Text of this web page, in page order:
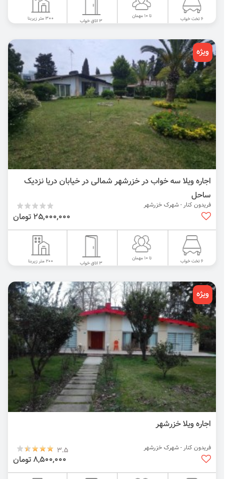
6 تخت خواب تا 10 مهمان
3 اتاق خواب 300 متر زیربنا
ویژه
اجاره ویلا سه خواب در خزرشهر شمالی در خیابان دریا نزدیک
ساحل
فریدون کنار - شهرک خزرشهر
25,000,000 تومان
6 تخت خواب تا 10 مهمان
3 اتاق خواب 200 متر زیربنا
ویژه
اجاره ویلا خزرشهر
فریدون کنار - شهرک خزرشهر 3.5
8,500,000 تومان